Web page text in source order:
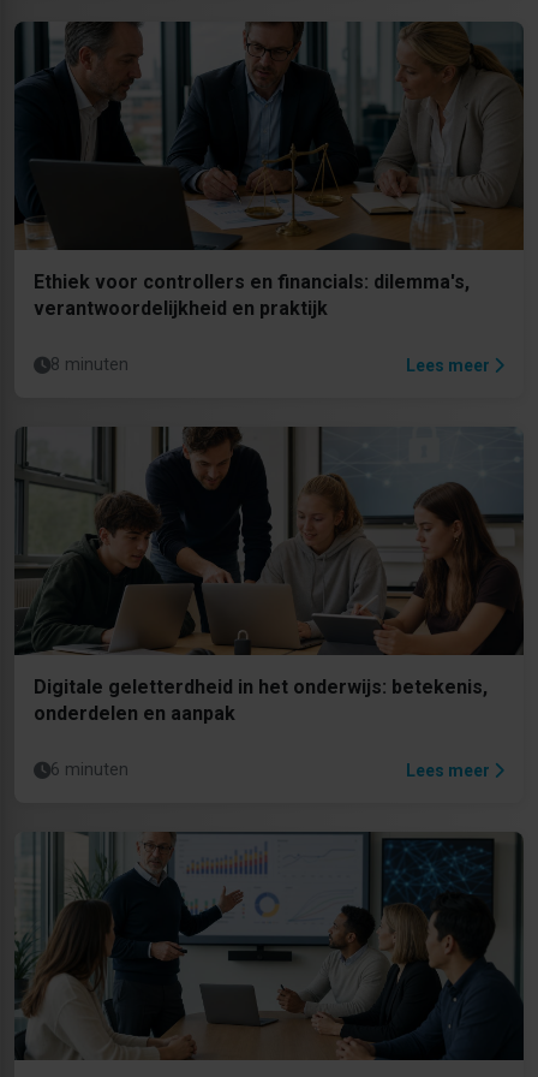
Ethiek voor controllers en financials: dilemma's,
verantwoordelijkheid en praktijk
8 minuten Lees meer
Digitale geletterdheid in het onderwijs: betekenis,
onderdelen en aanpak
6 minuten Lees meer